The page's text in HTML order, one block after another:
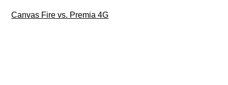
Canvas Fire vs. Premia 4G